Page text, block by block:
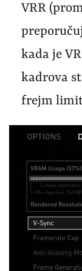
VRR
kada je
kadrova
frejm